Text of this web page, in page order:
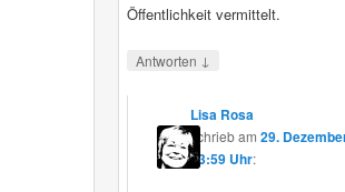
Öffentlichkeit vermittelt.
Antworten ↓
Lisa Rosa
schriebam29.
13:59 Uhr: